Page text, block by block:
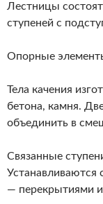
Лестницы
ступеней с
Опорные
Тела качения
бетона, камня.
объединить в
Связанные
Устанавливаются
— перекрытиями